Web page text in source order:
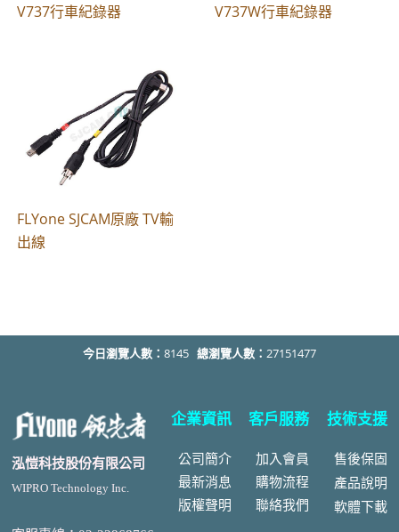
V737行車紀錄器 V737W行車紀錄器
FLYone SJCAM原廠 TV輸
出線
今日瀏覽人數： 8145 總瀏覽人數： 27151477
泓愷科技股份有限公司
WIPRO Technology Inc.
企業資訊
公司簡介
最新消息
版權聲明
客戶服務
加入會員
購物流程
聯絡我們
技術支援
售後保固
產品說明
軟體下載